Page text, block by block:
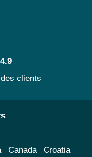
clients
Canada Croatia